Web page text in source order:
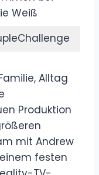
Weiß
Alltag
Produktion
mit Andrew
festen